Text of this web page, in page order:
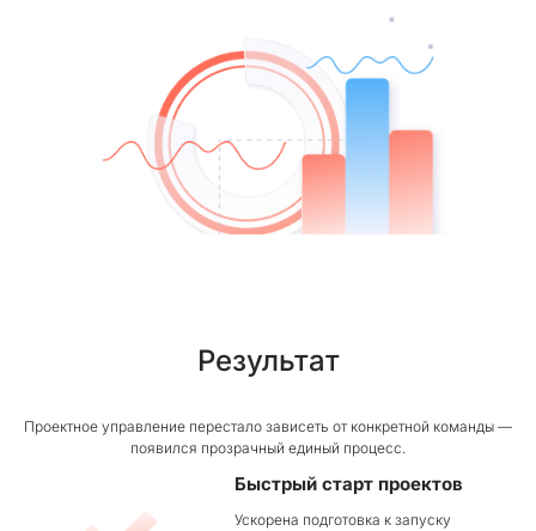
Результат
Проектное управление перестало зависеть от конкретной команды —
появился прозрачный единый процесс.
Быстрый старт проектов
Ускорена подготовка к запуску